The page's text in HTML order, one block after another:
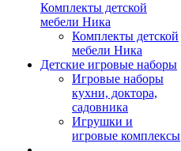
Комплекты детской
мебели Ника
Комплекты детской
мебели Ника
Детские игровые наборы
Игровые наборы
кухни, доктора,
садовника
Игрушки и
игровые комплексы